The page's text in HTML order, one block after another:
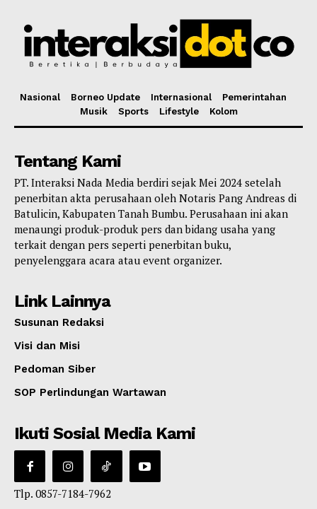
Nasional Borneo Update Internasional
Pemerintahan
Musik
Sports Lifestyle Kolom
Tentang Kami
PT. Interaksi Nada Media berdiri sejak Mei 2024 setelah
penerbitan akta perusahaan oleh Notaris Pang Andreas di
Batulicin, Kabupaten Tanah Bumbu. Perusahaan ini akan
menaungi produk-produk pers dan bidang usaha yang
terkait dengan pers seperti penerbitan buku,
penyelenggara acara atau event organizer.
Link Lainnya
Susunan Redaksi
Visi dan Misi
Pedoman Siber
SOP Perlindungan Wartawan
Ikuti Sosial Media Kami
Tlp. 0857-7184-7962